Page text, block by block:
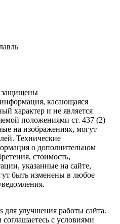
защищены
касающаяся
характер и не является
положениями ст. 437 (2)
на изображениях, могут
Технические
о дополнительном
стоимость,
указанные на сайте,
быть изменены в любое
улучшения работы сайта.
с условиями